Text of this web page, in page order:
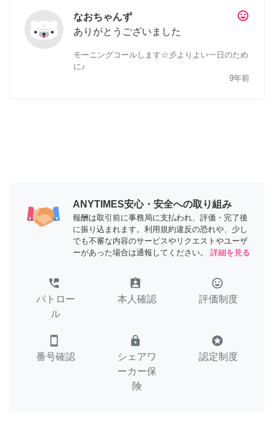
tag_faces
なおちゃんず
ありがとうございました
モーニングコールします☆彡よりよい一日のため
に♪
9年前
ANYTIMES安心・安全への取り組み
報酬は取引前に事務局に支払われ、評価・完了後
に振り込まれます。利用規約違反の恐れや、少し
でも不審な内容のサービスやリクエストやユーザ
ーがあった場合は通報してください。
詳細を見る
perm_phone_msg
パトロー
ル
assignment_ind
本人確認
tag_faces
評価制度
smartphone
番号確認
lock
シェアワ
ーカー保
険
stars
認定制度